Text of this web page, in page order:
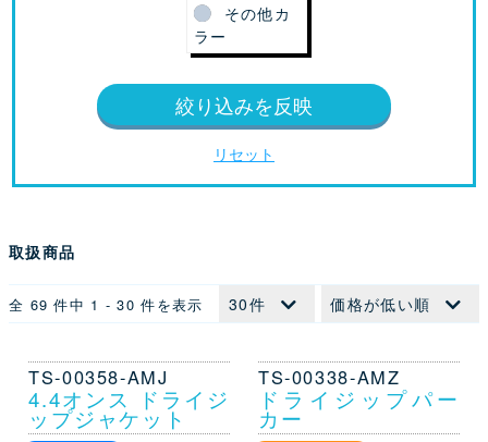
その他カ
ラー
絞り込みを反映
リセット
取扱商品
全 69 件中 1 - 30 件を表示
TS-00358-AMJ
4.4オンス ドライジ
ップジャケット
TS-00338-AMZ
ドライジップパー
カー